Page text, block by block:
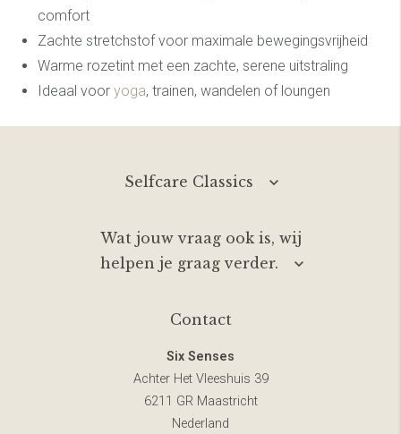
comfort
Zachte stretchstof voor maximale bewegingsvrijheid
Warme rozetint met een zachte, serene uitstraling
Ideaal vooryoga, trainen, wandelen of loungen
Selfcare Classics
Wat jouw vraag ook is, wij
helpen je graag verder.
Contact
Six Senses
Achter Het Vleeshuis 39
6211 GR Maastricht
Nederland